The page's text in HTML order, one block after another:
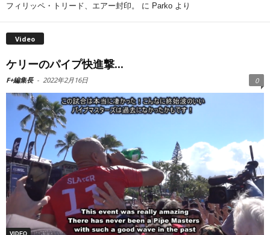
フィリッペ・トリード、エアー封印。 に Parko より
Video
ケリーのパイプ快進撃...
F+編集長 - 2022年2月16日 0
VIDEO